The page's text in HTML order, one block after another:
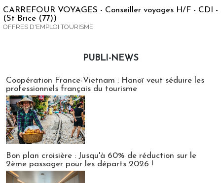
CARREFOUR VOYAGES - Conseiller voyages H/F - CDI -
(St Brice (77))
OFFRES D'EMPLOI TOURISME
PUBLI-NEWS
Coopération France-Vietnam : Hanoï veut séduire les
professionnels français du tourisme
Bon plan croisière : Jusqu'à 60% de réduction sur le
2ème passager pour les départs 2026 !